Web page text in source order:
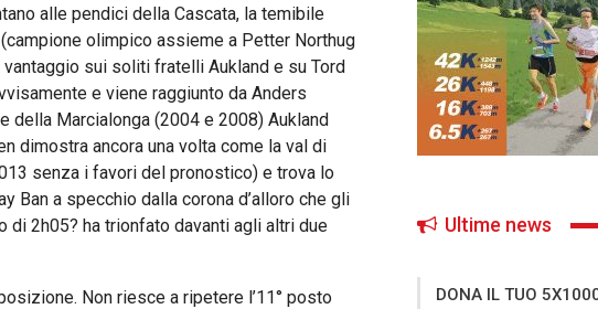
alle pendici della Cascata, la temibile
olimpico assieme a Petter Northug
sui soliti fratelli Aukland e su Tord
e viene raggiunto da Anders
della Marcialonga (2004 e 2008) Aukland
dimostra ancora una volta come la val di
senza i favori del pronostico) e trova lo
Ban a specchio dalla corona d’alloro che gli
2h05? ha trionfato davanti agli altri due
Non riesce a ripetere l’11° posto
Ultime news
DONA IL TUO